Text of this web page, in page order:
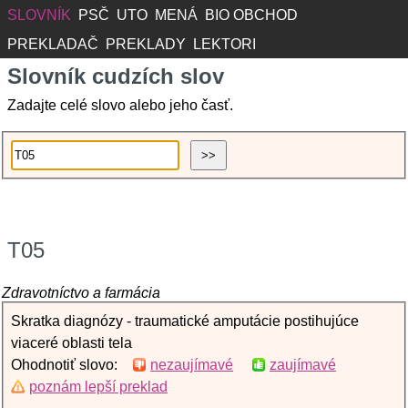
SLOVNÍK PSČ UTO MENÁ
BIO OBCHOD
PREKLADAČ
PREKLADY LEKTORI
Slovník cudzích slov
Zadajte celé slovo alebo jeho časť.
T05
Zdravotníctvo a farmácia
Skratka diagnózy - traumatické amputácie postihujúce
viaceré oblasti tela
Ohodnotiť slovo:
nezaujímavé
zaujímavé
poznám lepší preklad